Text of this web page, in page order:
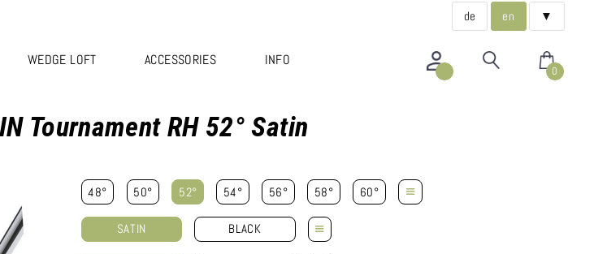
de en ▼
WEDGE LOFT ACCESSORIES INFO
0
Tournament RH 52° Satin
48° 50° 52° 54° 56° 58° 60° ≡
SATIN BLACK ≡